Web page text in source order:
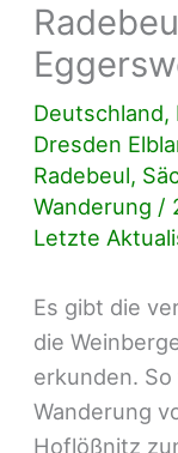
Deutschland,
Dresden
Radebeul,
Wanderung /
Letzte
Es gibt die
die
erkunden.
Wanderung
Hoflößnitz